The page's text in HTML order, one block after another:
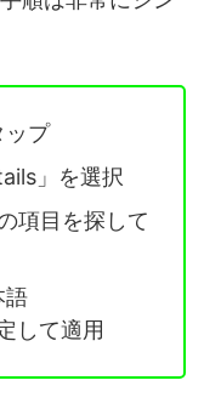
ップ
」を選択
項目を探して
語
して適用